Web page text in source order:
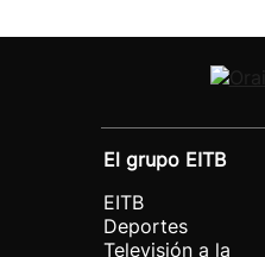
El grupo EITB
EITB
Deportes
Televisión a la